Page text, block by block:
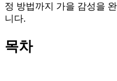
정 방법까지 가을 감성을
니다.
목차